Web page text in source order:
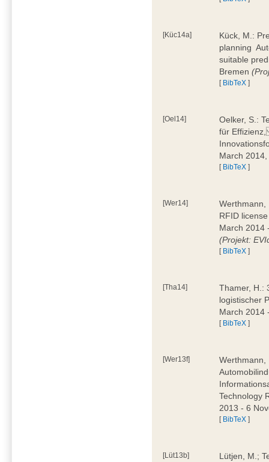
[Küc14a]
Kück, M.:
planning 
suitable
Bremen
[ BibTeX ]
[Oel14]
Oelker, S.:
für
March
[ BibTeX ]
[Wer14]
Werthmann,
RFID
March 2014
(Projekt:
[ BibTeX ]
[Tha14]
Thamer, H.:
logistischer
March 2014
[ BibTeX ]
[Wer13f]
Werthmann,
Technology
2013 - 6
[ BibTeX ]
[Lüt13b]
Lütjen, M.;